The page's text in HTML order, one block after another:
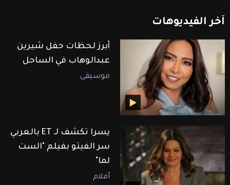
آخر الفيديوهات
أبرز لحظات حفل شيرين
عبدالوهاب في الساحل
موسيقى
يسرا تكشف لـ ET بالعربي
سر الفيتو بفيلم "الست
لما"
أفلام